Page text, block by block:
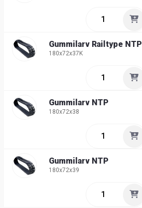
Gummilarv Railtype NTP
180x72x37K
Gummilarv NTP
180x72x38
Gummilarv NTP
180x72x39